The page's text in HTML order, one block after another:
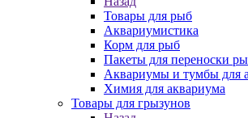
Товары для рыб
Аквариумистика
Корм для рыб
Пакеты для переноски
Аквариумы и тумбы для
Химия для аквариума
Товары для грызунов